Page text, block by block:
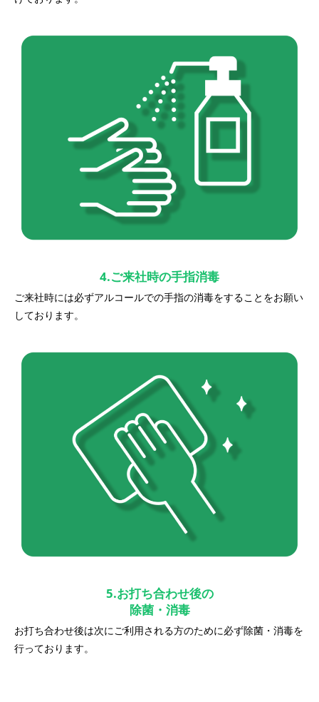
4.ご来社時の手指消毒
ご来社時には必ずアルコールでの手指の消毒をすることをお願い
しております。
5.お打ち合わせ後の
除菌・消毒
お打ち合わせ後は次にご利用される方のために必ず除菌・消毒を
行っております。